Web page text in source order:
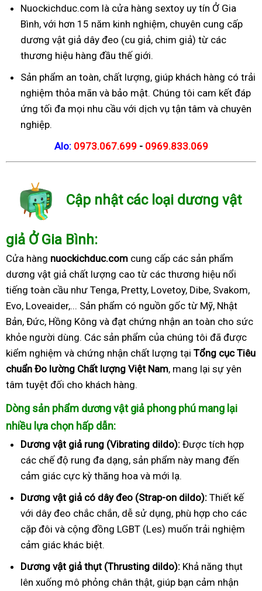
Nuockichduc.com là cửa hàng sextoy uy tín Ở Gia
Bình, với hơn 15 năm kinh nghiệm, chuyên cung cấp
dương vật giả dây đeo (cu giả, chim giả) từ các
thương hiệu hàng đầu thế giới.
Sản phẩm an toàn, chất lượng, giúp khách hàng có trải
nghiệm thỏa mãn và bảo mật. Chúng tôi cam kết đáp
ứng tối đa mọi nhu cầu với dịch vụ tận tâm và chuyên
nghiệp.
Alo:0973.067.699 - 0969.833.069
Cập nhật các loại dương vật
giả Ở Gia Bình:
Cửa hàng nuockichduc.com cung cấp các sản phẩm
dương vật giả chất lượng cao từ các thương hiệu nổi
tiếng toàn cầu như Tenga, Pretty, Lovetoy, Dibe, Svakom,
Evo, Loveaider,... Sản phẩm có nguồn gốc từ Mỹ, Nhật
Bản, Đức, Hồng Kông và đạt chứng nhận an toàn cho sức
khỏe người dùng. Các sản phẩm của chúng tôi đã được
kiểm nghiệm và chứng nhận chất lượng tại Tổng cục Tiêu
chuẩn Đo lường Chất lượng Việt Nam, mang lại sự yên
tâm tuyệt đối cho khách hàng.
Dòng sản phẩm dương vật giả phong phú mang lại
nhiều lựa chọn hấp dẫn:
Dương vật giả rung (Vibrating dildo): Được tích hợp
các chế độ rung đa dạng, sản phẩm này mang đến
cảm giác cực kỳ thăng hoa và mới lạ.
Dương vật giả có dây đeo (Strap-on dildo): Thiết kế
với dây đeo chắc chắn, dễ sử dụng, phù hợp cho các
cặp đôi và cộng đồng LGBT (Les) muốn trải nghiệm
cảm giác khác biệt.
Dương vật giả thụt (Thrusting dildo): Khả năng thụt
lên xuống mô phỏng chân thật, giúp bạn cảm nhận